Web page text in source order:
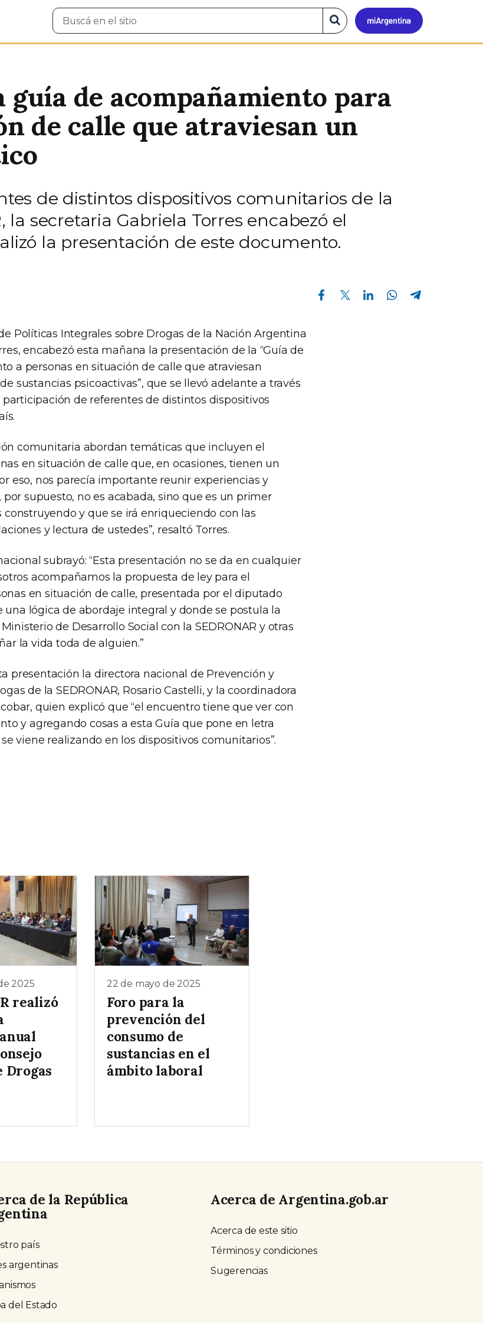
Mi
Buscar
en
Buscar
en
el
guía de acompañamiento para
de calle que atraviesan un
de distintos dispositivos comunitarios de la
la secretaria Gabriela Torres encabezó el
la presentación de este documento.
Compartir en Facebook Compartir en Twitter Compartir en Linkedin Compartir en Whatsapp
Políticas Integrales sobre Drogas de la Nación Argentina
encabezó esta mañana la presentación de la “Guía de
a personas en situación de calle que atraviesan
sustancias psicoactivas”, que se llevó adelante a través
de referentes de distintos dispositivos
comunitaria abordan temáticas que incluyen el
en situación de calle que, en ocasiones, tienen un
eso, nos parecía importante reunir experiencias y
supuesto, no es acabada, sino que es un primer
y que se irá enriqueciendo con las
y lectura de ustedes”, resaltó Torres.
subrayó: “Esta presentación no se da en cualquier
acompañamos la propuesta de ley para el
en situación de calle, presentada por el diputado
una lógica de abordaje integral y donde se postula la
de Desarrollo Social con la SEDRONAR y otras
la vida toda de alguien.”
presentación la directora nacional de Prevención y
de la SEDRONAR, Rosario Castelli, y la coordinadora
quien explicó que “el encuentro tiene que ver con
y agregando cosas a esta Guía que pone en letra
viene realizando en los dispositivos comunitarios”.
2025
realizó
Drogas
22 de mayo de 2025
Foro para la
prevención del
consumo de
sustancias en el
ámbito laboral
de la República
país
argentinas
del Estado
Acerca de Argentina.gob.ar
Acerca de este sitio
Términos y condiciones
Sugerencias